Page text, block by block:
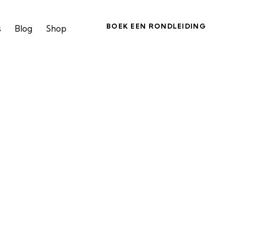
Blog Shop BOEK EEN RONDLEIDING